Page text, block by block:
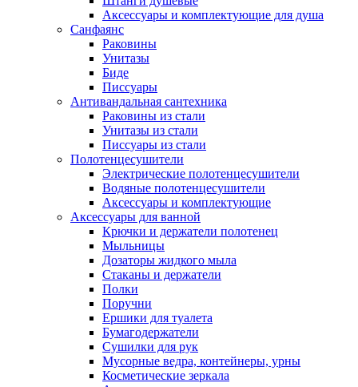
Аксессуары и комплектующие для душа
Санфаянс
Раковины
Унитазы
Биде
Писсуары
Антивандальная сантехника
Раковины из стали
Унитазы из стали
Писсуары из стали
Полотенцесушители
Электрические полотенцесушители
Водяные полотенцесушители
Аксессуары и комплектующие
Аксессуары для ванной
Крючки и держатели полотенец
Мыльницы
Дозаторы жидкого мыла
Стаканы и держатели
Полки
Поручни
Ершики для туалета
Бумагодержатели
Сушилки для рук
Мусорные ведра, контейнеры, урны
Косметические зеркала